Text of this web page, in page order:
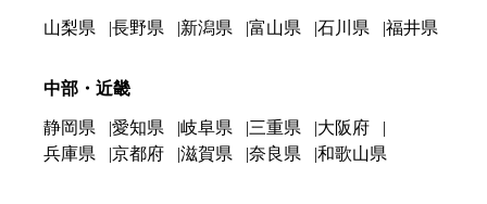
山梨県 長野県 新潟県 富山県 石川県 福井県
中部・近畿
静岡県 愛知県 岐阜県 三重県
大阪府
兵庫県
京都府 滋賀県 奈良県 和歌山県